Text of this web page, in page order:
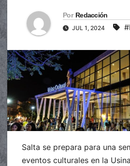
Por Redacción
JUL 1, 2024
Salta se prepara para una
eventos culturales en la